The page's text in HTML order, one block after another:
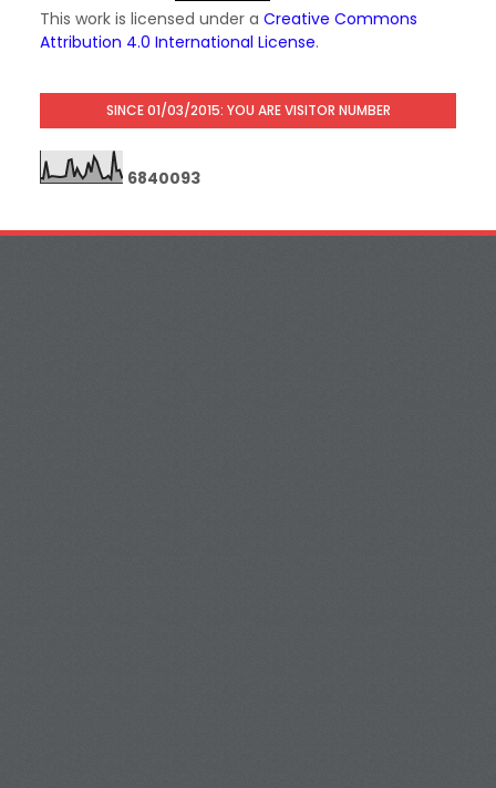
This work is licensed under a Creative Commons
Attribution 4.0 International License.
SINCE 01/03/2015: YOU ARE VISITOR NUMBER
6840093